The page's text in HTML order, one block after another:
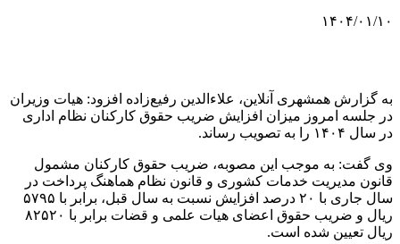
۱۴۰۴/۰۱/۱۰
به گزارش همشهری آنلاین،‌ علاءالدین رفیع‌زاده افزود: هیات وزیران
در جلسه امروز میزان افزایش ضریب حقوق کارکنان نظام اداری
در سال ۱۴۰۴ را به تصویب رساند.
وی گفت: به موجب این مصوبه، ضریب حقوق کارکنان مشمول
قانون مدیریت خدمات کشوری و قانون نظام هماهنگ پرداخت در
سال جاری با ۲۰ درصد افزایش نسبت به سال قبل، برابر با ۵۷۹۵
ریال و ضریب حقوق اعضای هیات علمی و قضات برابر با ۸۲۵۲۰
ریال تعیین شده است.